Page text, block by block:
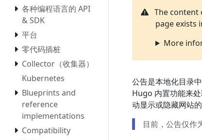
各种编程语言的 API
& SDK
平台
零代码插桩
Collector（收集器）
Kubernetes
Blueprints and
reference
implementations
Compatibility
The content
page exists
More
公告是本地化目录中
Hugo 内置功能来
动显示或隐藏网站
目前，公告仅作